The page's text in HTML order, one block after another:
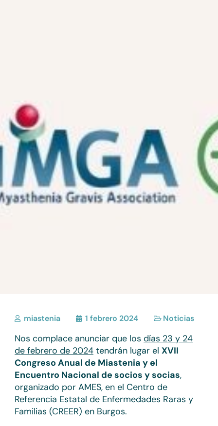
miastenia 1 febrero 2024 Noticias
Nos complace anunciar que los días 23 y 24
de febrero de 2024 tendrán lugar el XVII
Congreso Anual de Miastenia y el
Encuentro Nacional de socios y socias,
organizado por AMES, en el Centro de
Referencia Estatal de Enfermedades Raras y
Familias (CREER) en Burgos.